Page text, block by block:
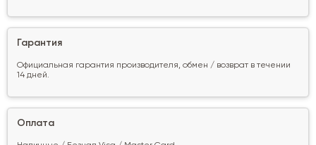
Гарантия
Официальная гарантия производителя, обмен / возврат в течении
14 дней.
Оплата